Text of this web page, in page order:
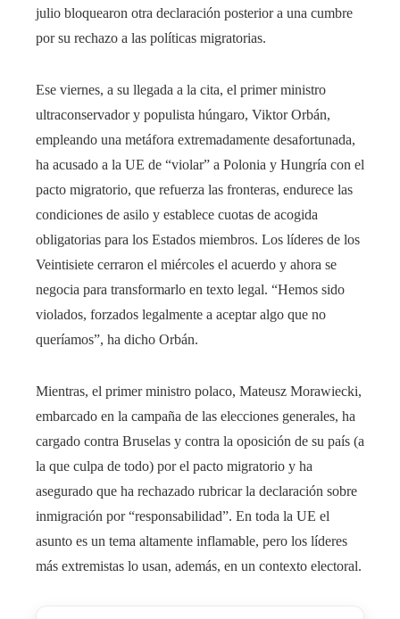
julio bloquearon otra declaración posterior a una cumbre
por su rechazo a las políticas migratorias.
Ese viernes, a su llegada a la cita, el primer ministro
ultraconservador y populista húngaro, Viktor Orbán,
empleando una metáfora extremadamente desafortunada,
ha acusado a la UE de “violar” a Polonia y Hungría con el
pacto migratorio, que refuerza las fronteras, endurece las
condiciones de asilo y establece cuotas de acogida
obligatorias para los Estados miembros. Los líderes de los
Veintisiete cerraron el miércoles el acuerdo y ahora se
negocia para transformarlo en texto legal. “Hemos sido
violados, forzados legalmente a aceptar algo que no
queríamos”, ha dicho Orbán.
Mientras, el primer ministro polaco, Mateusz Morawiecki,
embarcado en la campaña de las elecciones generales, ha
cargado contra Bruselas y contra la oposición de su país (a
la que culpa de todo) por el pacto migratorio y ha
asegurado que ha rechazado rubricar la declaración sobre
inmigración por “responsabilidad”. En toda la UE el
asunto es un tema altamente inflamable, pero los líderes
más extremistas lo usan, además, en un contexto electoral.